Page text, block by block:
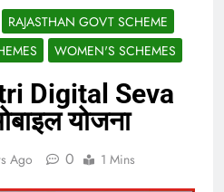
RAJASTHAN GOVT SCHEME
WOMEN'S SCHEMES
Digital Seva
योजना
Ago 0 1 Mins